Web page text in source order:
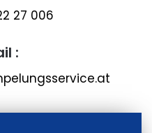
27 006
: